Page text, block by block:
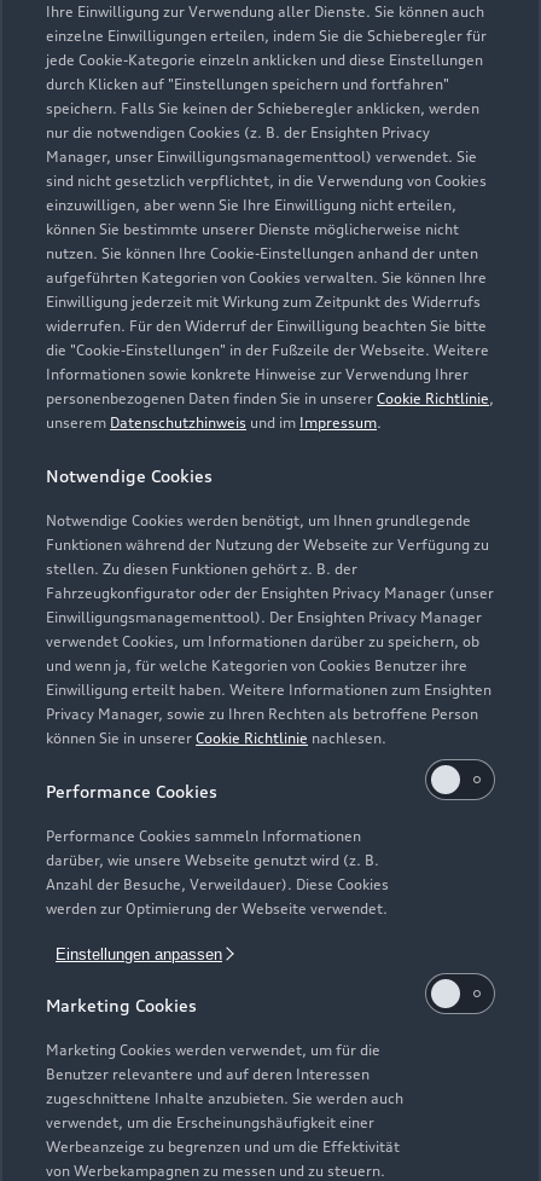
Ihre Einwilligung zur Verwendung aller Dienste. Sie können auch
einzelne Einwilligungen erteilen, indem Sie die Schieberegler für
jede Cookie-Kategorie einzeln anklicken und diese Einstellungen
durch Klicken auf "Einstellungen speichern und fortfahren"
speichern. Falls Sie keinen der Schieberegler anklicken, werden
nur die notwendigen Cookies (z. B. der Ensighten Privacy
Manager, unser Einwilligungsmanagementtool) verwendet. Sie
sind nicht gesetzlich verpflichtet, in die Verwendung von Cookies
einzuwilligen, aber wenn Sie Ihre Einwilligung nicht erteilen,
können Sie bestimmte unserer Dienste möglicherweise nicht
nutzen. Sie können Ihre Cookie-Einstellungen anhand der unten
aufgeführten Kategorien von Cookies verwalten. Sie können Ihre
Einwilligung jederzeit mit Wirkung zum Zeitpunkt des Widerrufs
widerrufen. Für den Widerruf der Einwilligung beachten Sie bitte
die "Cookie-Einstellungen" in der Fußzeile der Webseite. Weitere
Informationen sowie konkrete Hinweise zur Verwendung Ihrer
personenbezogenen Daten finden Sie in unserer Cookie Richtlinie,
unserem Datenschutzhinweis und im Impressum.
Notwendige Cookies
Notwendige Cookies werden benötigt, um Ihnen grundlegende
Funktionen während der Nutzung der Webseite zur Verfügung zu
stellen. Zu diesen Funktionen gehört z. B. der
Fahrzeugkonfigurator oder der Ensighten Privacy Manager (unser
Einwilligungsmanagementtool). Der Ensighten Privacy Manager
verwendet Cookies, um Informationen darüber zu speichern, ob
und wenn ja, für welche Kategorien von Cookies Benutzer ihre
Einwilligung erteilt haben. Weitere Informationen zum Ensighten
Privacy Manager, sowie zu Ihren Rechten als betroffene Person
können Sie in unserer Cookie Richtlinie nachlesen.
Performance Cookies
Performance Cookies sammeln Informationen
darüber, wie unsere Webseite genutzt wird (z. B.
Anzahl der Besuche, Verweildauer). Diese Cookies
werden zur Optimierung der Webseite verwendet.
Einstellungen anpassen
Marketing Cookies
Marketing Cookies werden verwendet, um für die
Benutzer relevantere und auf deren Interessen
zugeschnittene Inhalte anzubieten. Sie werden auch
verwendet, um die Erscheinungshäufigkeit einer
Werbeanzeige zu begrenzen und um die Effektivität
von Werbekampagnen zu messen und zu steuern.
Breslauer Straße 1
83313 Siegsdorf
08662 9111
info@autohaus-rausch.de
Kontaktdaten herunterladen
Öffnungszeiten
Geschlossen,öffnet am
Teile- & Zubehörverkauf
Geschlossen,öffnet amFreitag 08:00
Zurück nach oben
Alle Modelle
Modelle vergleichen
Kaufen & leasen
Neuwagensuche
Gebrauchtwagensuche
Gebrauchtwagen
Finanzierung
Aktionen & Angebote
Geschäftskunden
Service & Zubehör
Audi Services
Garantie
Audi digital services
myAudi
Support
Kundenservice
Händlersuche
Audi Code
Unternehmen